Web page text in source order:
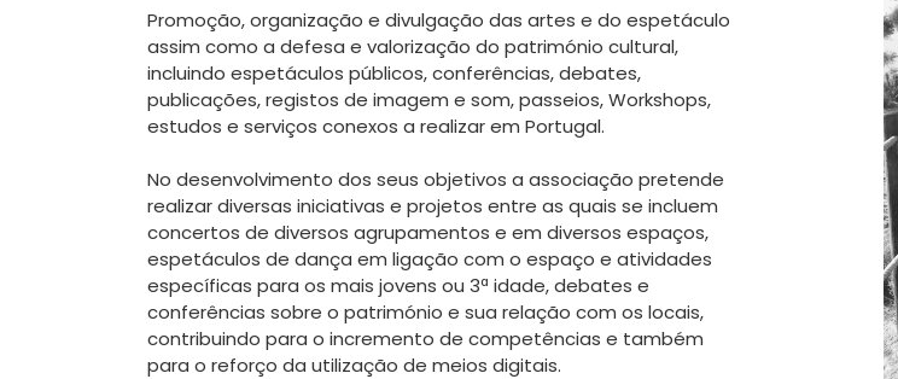
Promoção, organização e divulgação das artes e do espetáculo
assim como a defesa e valorização do património cultural,
incluindo espetáculos públicos, conferências, debates,
publicações, registos de imagem e som, passeios, Workshops,
estudos e serviços conexos a realizar em Portugal.
No desenvolvimento dos seus objetivos a associação pretende
realizar diversas iniciativas e projetos entre as quais se incluem
concertos de diversos agrupamentos e em diversos espaços,
espetáculos de dança em ligação com o espaço e atividades
específicas para os mais jovens ou 3ª idade, debates e
conferências sobre o património e sua relação com os locais,
contribuindo para o incremento de competências e também
para o reforço da utilização de meios digitais.